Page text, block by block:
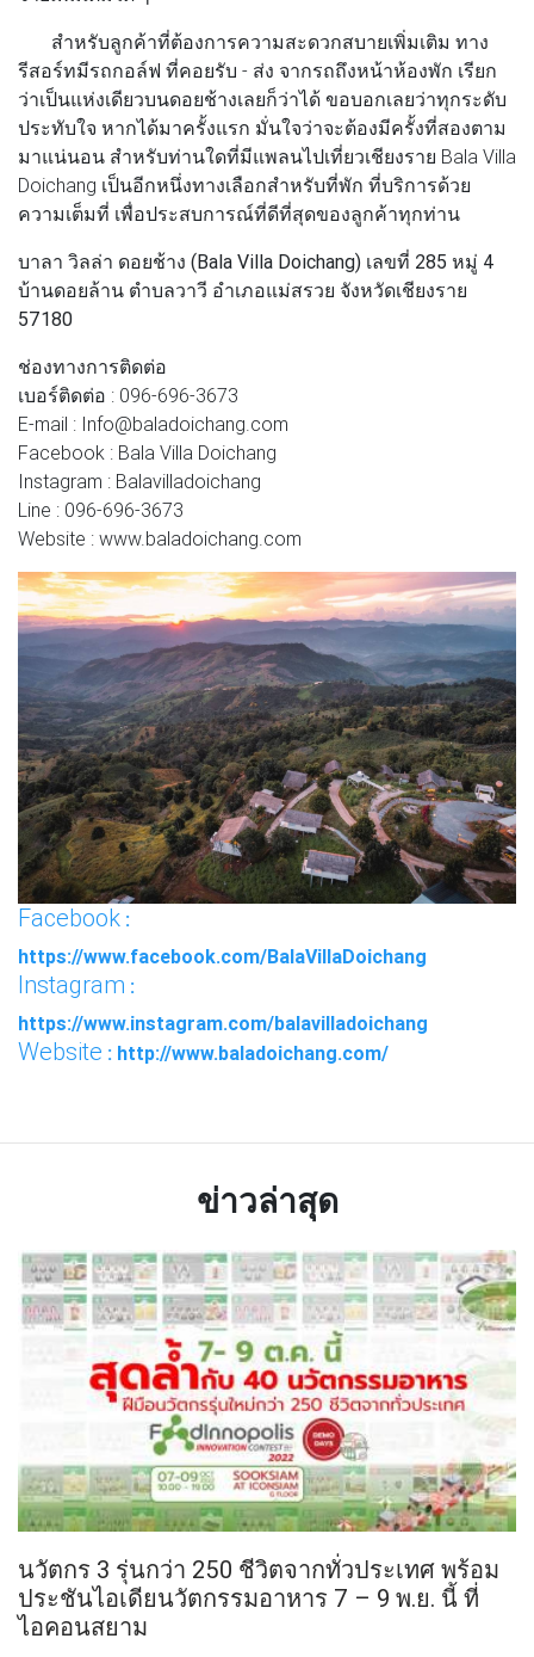
สำหรับลูกค้าที่ต้องการความสะดวกสบายเพิ่มเติม ทาง
รีสอร์ทมีรถกอล์ฟ ที่คอยรับ - ส่ง จากรถถึงหน้าห้องพัก เรียก
ว่าเป็นแห่งเดียวบนดอยช้างเลยก็ว่าได้ ขอบอกเลยว่าทุกระดับ
ประทับใจ หากได้มาครั้งแรก มั่นใจว่าจะต้องมีครั้งที่สองตาม
มาแน่นอน สำหรับท่านใดที่มีแพลนไปเที่ยวเชียงราย Bala Villa
Doichang เป็นอีกหนึ่งทางเลือกสำหรับที่พัก ที่บริการด้วย
ความเต็มที่ เพื่อประสบการณ์ที่ดีที่สุดของลูกค้าทุกท่าน
บาลา วิลล่า ดอยช้าง (Bala Villa Doichang) เลขที่ 285 หมู่ 4
บ้านดอยล้าน ตำบลวาวี อำเภอแม่สรวย จังหวัดเชียงราย
57180
ช่องทางการติดต่อ
เบอร์ติดต่อ : 096-696-3673
E-mail : Info@baladoichang.com
Facebook : Bala Villa Doichang
Instagram : Balavilladoichang
Line : 096-696-3673
Website : www.baladoichang.com
Facebook :
https://www.facebook.com/BalaVillaDoichang
Instagram :
https://www.instagram.com/balavilladoichang
Website : http://www.baladoichang.com/
ข่าวล่าสุด
นวัตกร 3 รุ่นกว่า 250 ชีวิตจากทั่วประเทศ พร้อม
ประชันไอเดียนวัตกรรมอาหาร 7 – 9 พ.ย. นี้ ที่
ไอคอนสยาม